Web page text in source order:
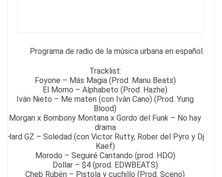
Programa de radio de la música urbana en español.
Tracklist:
Foyone – Más Magia (Prod. Manu Beats)
El Momo – Alphabeto (Prod. Hazhe)
Iván Nieto – Me maten (con Iván Cano) (Prod. Yung
Blood)
Morgan x Bombony Montana x Gordo del Funk – No hay
drama
Hard GZ – Soledad (con Victor Rutty, Rober del Pyro y Dj
Kaef)
Morodo – Seguiré Cantando (prod. HDO)
Dollar – $4 (prod. EDWBEATS)
Cheb Rubën – Pistola y cuchillo (Prod. Sceno)